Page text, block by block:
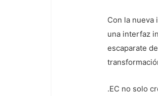
Con la nueva
una interfaz
escaparate
.EC no solo